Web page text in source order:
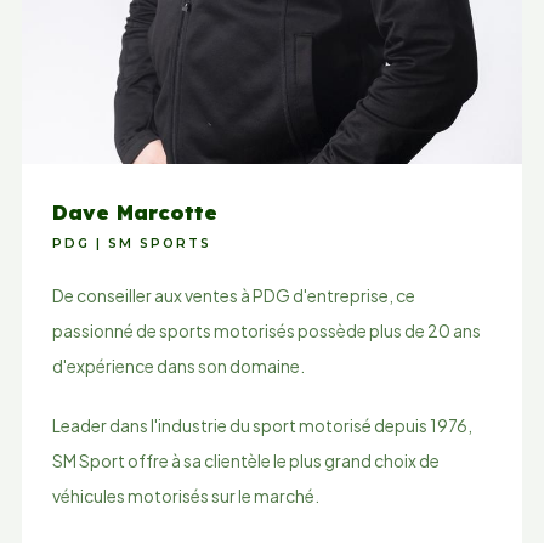
Dave Marcotte
PDG | SM SPORTS
De conseiller aux ventes à PDG d'entreprise, ce
passionné de sports motorisés possède plus de 20 ans
d'expérience dans son domaine.
Leader dans l'industrie du sport motorisé depuis 1976,
SM Sport offre à sa clientèle le plus grand choix de
véhicules motorisés sur le marché.